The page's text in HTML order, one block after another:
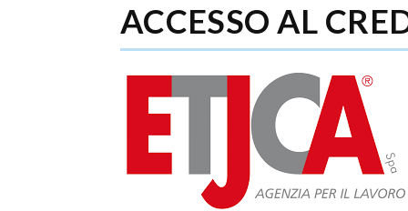
ACCESSO AL